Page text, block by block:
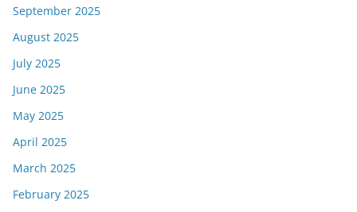
September 2025
August 2025
July 2025
June 2025
May 2025
April 2025
March 2025
February 2025